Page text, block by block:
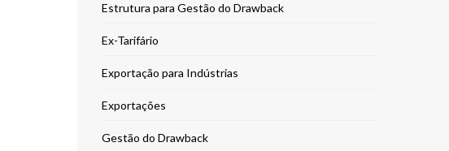
Estrutura para Gestão do Drawback
Ex-Tarifário
Exportação para Indústrias
Exportações
Gestão do Drawback